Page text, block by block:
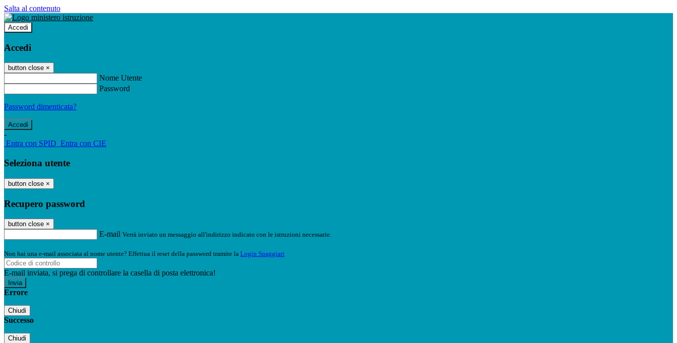
Salta al contenuto
Accedi
Accedi
button close ×
Nome Utente
Password
Password dimenticata?
-
Entra con SPID Entra con CIE
Seleziona utente
button close ×
Recupero password
button close ×
E-mail Verrà inviato un messaggio all'indirizzo indicato con le istruzioni necessarie.
Non hai una e-mail associata al nome utente? Effettua il reset della password tramite la Login Spaggiari
E-mail inviata, si prega di controllare la casella di posta elettronica!
Errore
Chiudi
Successo
Chiudi